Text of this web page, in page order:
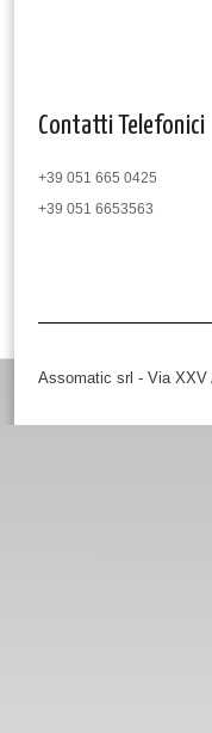
Contatti Telefonici
+39 051 665 0425
+39 051 6653563
Assomatic srl - Via XXV